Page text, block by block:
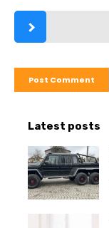
Latest posts